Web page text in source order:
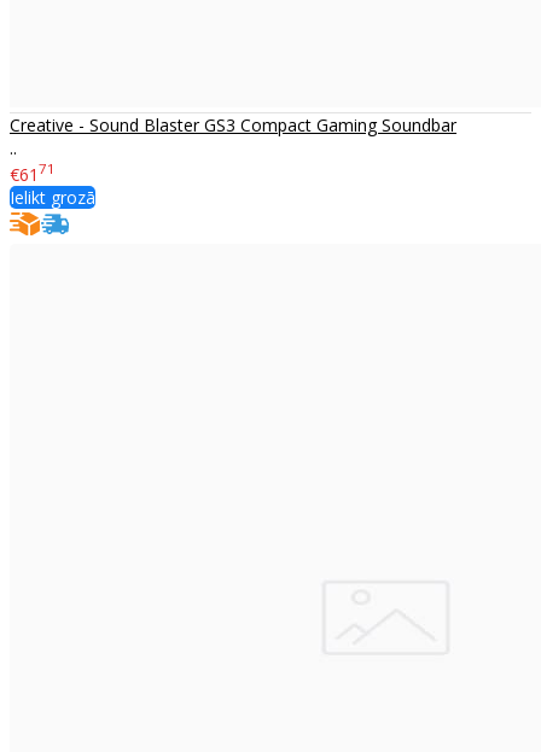
Creative - Sound Blaster GS3 Compact Gaming Soundbar
..
€61 71
Ielikt grozā